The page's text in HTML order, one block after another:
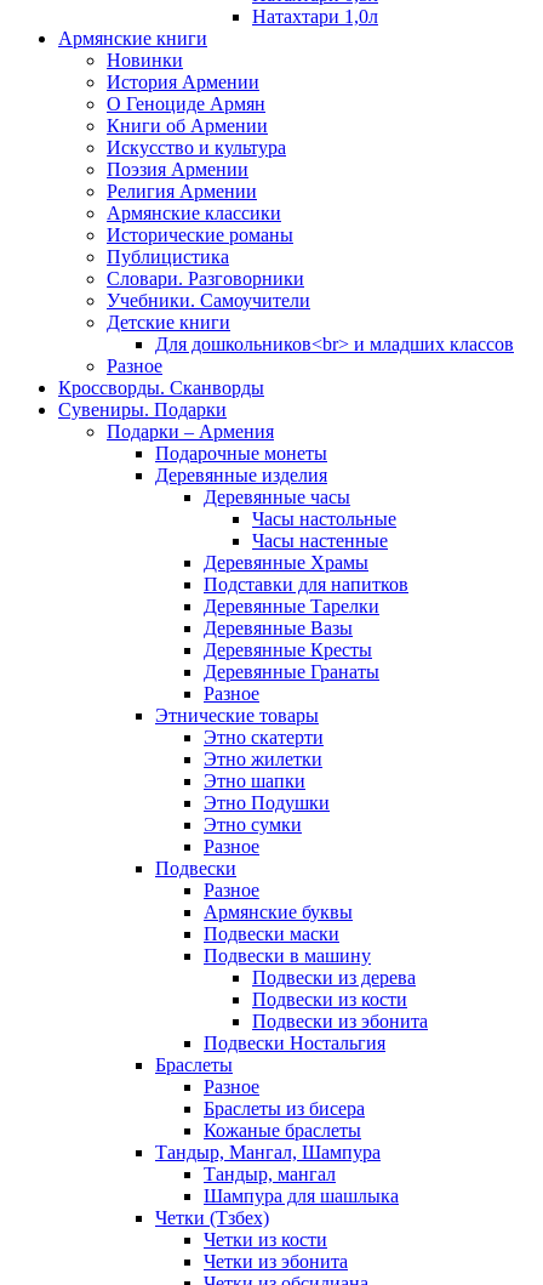
Натахтари 1,0л
Армянские книги
Новинки
История Армении
О Геноциде Армян
Книги об Армении
Иcкусство и культура
Поэзия Армении
Религия Армении
Армянские классики
Исторические романы
Публицистика
Словари. Разговорники
Учебники. Самоучители
Детские книги
Для дошкольников<br> и младших классов
Разное
Кроссворды. Сканворды
Сувениры. Подарки
Подарки – Армения
Подарочные монеты
Деревянные изделия
Деревянные часы
Часы настольные
Часы настенные
Деревянные Храмы
Подставки для напитков
Деревянные Тарелки
Деревянные Вазы
Деревянные Кресты
Деревянные Гранаты
Разное
Этнические товары
Этно скатерти
Этно жилетки
Этно шапки
Этно Подушки
Этно сумки
Разное
Подвески
Разное
Армянские буквы
Подвески маски
Подвески в машину
Подвески из дерева
Подвески из кости
Подвески из эбонита
Подвески Ностальгия
Браслеты
Разное
Браслеты из бисера
Кожаные браслеты
Тандыр, Мангал, Шампура
Тандыр, мангал
Шампура для шашлыка
Четки (Тзбех)
Четки из кости
Четки из эбонита